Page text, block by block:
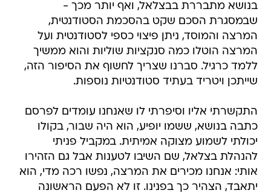
בנושא מתבררת בבצלאל, ואף יותר מכך -
שבמסגרת הסכם שקט בהסכמת הסטודנטית,
המרצה והמוסד, ניתן פיצוי כספי לסטודנטית ועל
המרצה הוטלו כמה סנקציות שוליות והוא ממשיך
ללמד כרגיל. סברנו שצריך לחשוף את הסיפור הזה,
שייתכן ויטריד בעתיד סטודנטיות נוספות.
התקשרתי אליו וסיפרתי לו שאנחנו עומדים לפרסם
כתבה בנושא, ששמו יופיע, הוא היה שבור, בקולו
יכולתי לשמוע מצוקה אמיתית. במקביל פניתי
להנהלת בצלאל, שם השיבו לטענות אבל גם הזהירו
אותי: אנחנו מכירים את המרצה, נפשו רכה מדי, הוא
יתאבד, הצהיר כך בפנינו. זו לא הפעם הראשונה